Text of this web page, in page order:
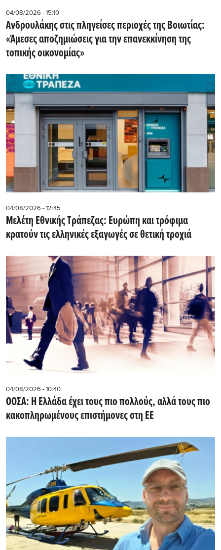
04/08/2026 - 15:10
Ανδρουλάκης στις πληγείσες περιοχές της Βοιωτίας:
«Άμεσες αποζημιώσεις για την επανεκκίνηση της
τοπικής οικονομίας»
04/08/2026 - 12:45
Μελέτη Εθνικής Τράπεζας: Ευρώπη και τρόφιμα
κρατούν τις ελληνικές εξαγωγές σε θετική τροχιά
04/08/2026 - 10:40
ΟΟΣΑ: Η Ελλάδα έχει τους πιο πολλούς, αλλά τους πιο
κακοπληρωμένους επιστήμονες στη ΕΕ